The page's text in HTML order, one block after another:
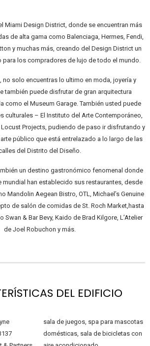
Miami Design District, donde se encuentran más
de alta gama como Balenciaga, Hermes, Fendi,
y muchas más, creando del Design District un
los compradores de lujo de todo el mundo.
no solo encuentras lo ultimo en moda, joyería y
también puede disfrutar de gran arquitectura
como el Museum Garage. También usted puede
culturales – El Instituto del Arte Contemporáneo,
Locust Projects, pudiendo de paso ir disfrutando y
público que está entrelazado a lo largo de las
del Distrito del Diseño.
un destino gastronómico fenomenal donde
han establecido sus restaurantes, desde
Mandolin Aegean Bistro, OTL, Michael’s Genuine
de salón de comidas de St. Roch Market,hasta
& Bar Bevy, Kaido de Brad Kilgore, L’Atelier
de Joel Robuchon y más.
DEL EDIFICIO
sala de juegos, spa para mascotas
domésticas, sala de bicicletas con